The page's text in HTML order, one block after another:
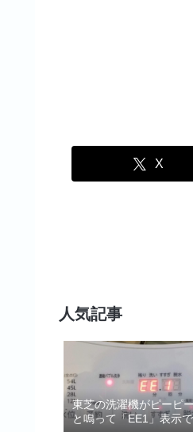
X
人気記事
東芝の洗濯機がピーピ
と鳴って「EE1」表示